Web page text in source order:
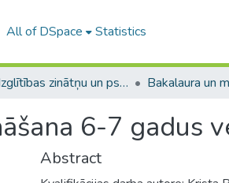
All of DSpace Statistics
A -- Izglītības zinātņu un psiholoģijas fakultāte / Faculty of Education Sciences and Psychology
6-7 gadus
Abstract